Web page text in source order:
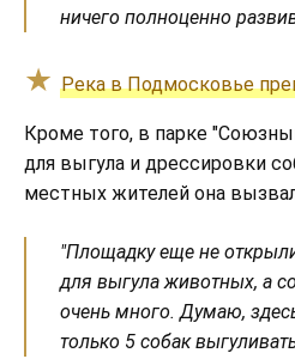
ничего полноценно
Река в Подмосковье
Кроме того, в парке
для выгула и дрессировки
местных жителей она
"Площадку еще не
для выгула животных, а
очень много. Думаю,
только 5 собак